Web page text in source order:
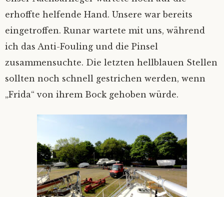
Fair winds
‚Kein Wind von vorn’
Unsichtig
Nicht Sand in den Schuhn, nur Schlick an
den Füßen
Einhand Ü-70
Hamburg in Glückstadt
Die schönste von allen…
Hab‘ ich‘s nicht gesagt?
Sahne-Gate
Verschlüsselung
erhoffte helfende Hand. Unsere war bereits
eingetroffen. Runar wartete mit uns, während
ich das Anti-Fouling und die Pinsel
zusammensuchte. Die letzten hellblauen Stellen
sollten noch schnell gestrichen werden, wenn
„Frida“ von ihrem Bock gehoben würde.